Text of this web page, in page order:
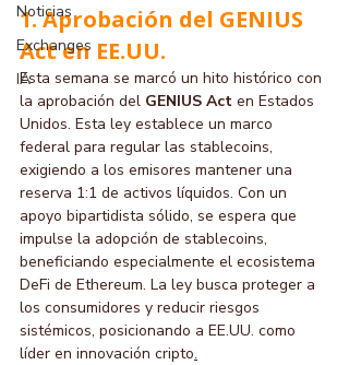
Noticias
Exchanges
IA
1. Aprobación del GENIUS
Act en EE.UU.
Esta semana se marcó un hito histórico con
la aprobación del GENIUS Act en Estados
Unidos. Esta ley establece un marco
federal para regular las stablecoins,
exigiendo a los emisores mantener una
reserva 1:1 de activos líquidos. Con un
apoyo bipartidista sólido, se espera que
impulse la adopción de stablecoins,
beneficiando especialmente el ecosistema
DeFi de Ethereum. La ley busca proteger a
los consumidores y reducir riesgos
sistémicos, posicionando a EE.UU. como
líder en innovación cripto.